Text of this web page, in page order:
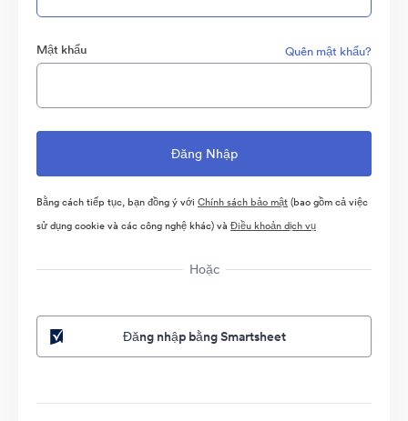
Mật khẩu Quên mật khẩu?
Bằng cách tiếp tục, bạn đồng ý với Chính sách bảo mật(bao gồm cả việc
sử dụng cookie và các công nghệ khác) và Điều khoản dịch vụ
Hoặc
Đăng nhập bằng Smartsheet